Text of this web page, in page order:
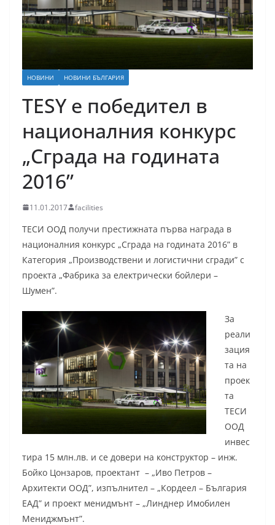
НОВИНИ НОВИНИ БЪЛГАРИЯ
TESY e победител в
националния конкурс
„Сграда на годината
2016”
11.01.2017 facilities
ТЕСИ ООД получи престижната първа награда в
националния конкурс „Сграда на годината 2016” в
Категория „Производствени и логистични сгради” с
проекта „Фабрика за електрически бойлери –
Шумен”.
За
реали
зация
та на
проек
та
ТЕСИ
ООД
инвес
тира 15 млн.лв. и се довери на конструктор – инж.
Бойко Цонзаров, проектант – „Иво Петров –
Архитекти ООД”, изпълнител – „Кордеел – България
ЕАД” и проект менидмънт – „Линднер Имобилен
Мениджмънт”.